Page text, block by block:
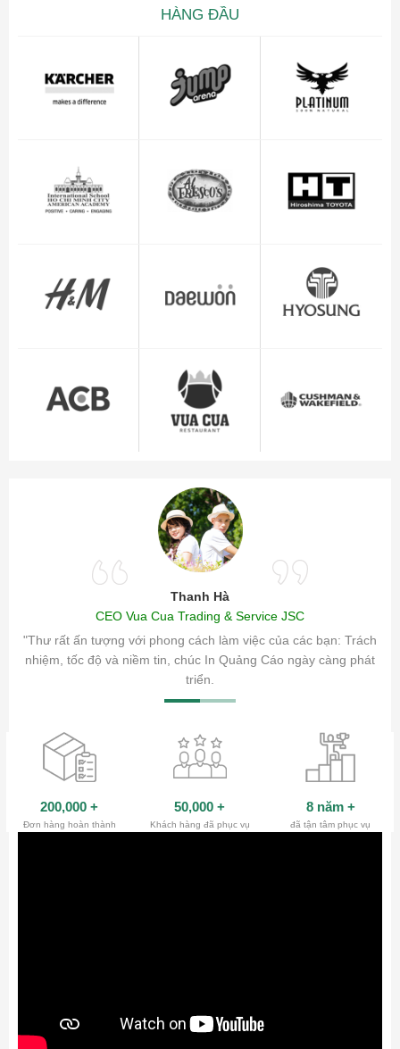
HÀNG ĐẦU
Thanh Hà
CEO Vua Cua Trading & Service JSC
"Thư rất ấn tượng với phong cách làm việc của các bạn: Trách
nhiệm, tốc độ và niềm tin, chúc In Quảng Cáo ngày càng phát
triển.
sóc
200,000 +
Đơn hàng hoàn thành
50,000 +
Khách hàng đã phục vụ
8 năm +
đã tận tâm phục vụ